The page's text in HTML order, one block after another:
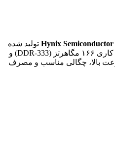
Hynix Semiconductor تولید شده
با فرکانس کاری ۱۶۶ مگاهرتز (DDR-333) و
است که به سرعت بالا، چگالی مناسب و مصرف